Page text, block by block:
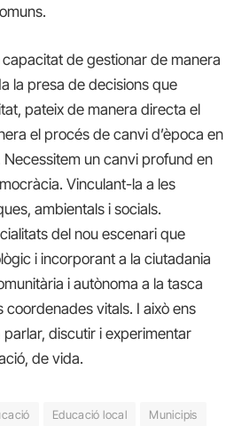
de gestionar de manera
la presa de decisions que
pateix de manera directa el
el procés de canvi d’època en
un canvi profund en
Vinculant-la a les
ambientals i socials.
del nou escenari que
i incorporant a la ciutadania
i autònoma a la tasca
coordenades vitals. I això ens
discutir i experimentar
de vida.
Educació local
Municipis